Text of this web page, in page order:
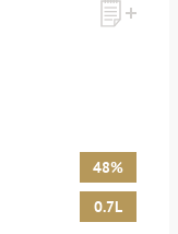
48%
0.7L